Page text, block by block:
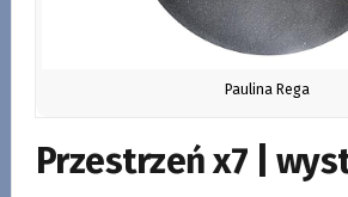
Paulina Rega
Przestrzeń x7 |